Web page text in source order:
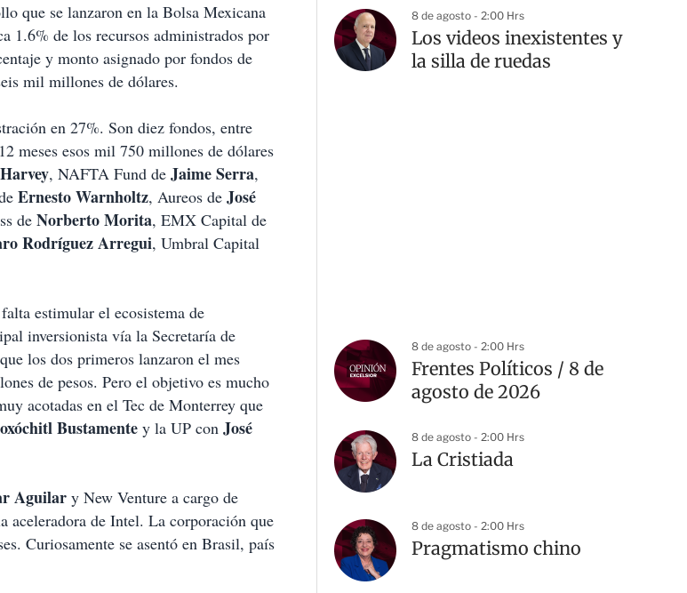
que se lanzaron en la Bolsa Mexicana
1.6% de los recursos administrados por
y monto asignado por fondos de
mil millones de dólares.
en 27%. Son diez fondos, entre
meses esos mil 750 millones de dólares
, NAFTA Fund de Jaime Serra,
Ernesto Warnholtz, Aureos de José
de Norberto Morita, EMX Capital de
Rodríguez Arregui, Umbral Capital
estimular el ecosistema de
inversionista vía la Secretaría de
los dos primeros lanzaron el mes
de pesos. Pero el objetivo es mucho
acotadas en el Tec de Monterrey que
Bustamente y la UP con José
Aguilar y New Venture a cargo de
aceleradora de Intel. La corporación que
Curiosamente se asentó en Brasil, país
8 de agosto - 2:00 Hrs
Los videos inexistentes y
la silla de ruedas
8 de agosto - 2:00 Hrs
Frentes Políticos / 8 de
agosto de 2026
8 de agosto - 2:00 Hrs
La Cristiada
8 de agosto - 2:00 Hrs
Pragmatismo chino